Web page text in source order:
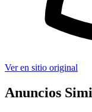
Ver en sitio original
Anuncios